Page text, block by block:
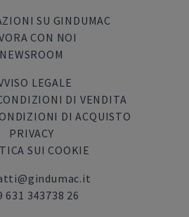
SU GINDUMAC
CON NOI
NEWSROOM
LEGALE
DI VENDITA
DI ACQUISTO
PRIVACY
SUI COOKIE
631 343738 26